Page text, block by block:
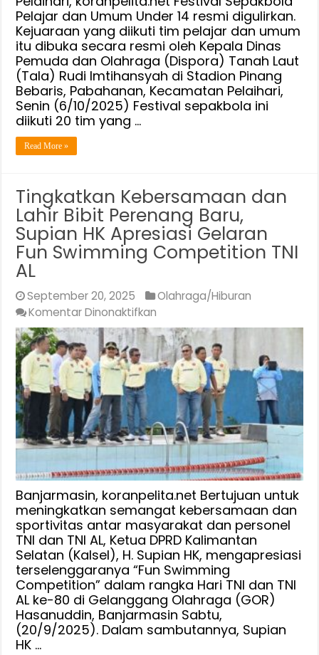
di
Tanah
Laut
Pelajar dan Umum Under 14 resmi digulirkan.
Kejuaraan yang diikuti tim pelajar dan umum
itu dibuka secara resmi oleh Kepala Dinas
Pemuda dan Olahraga (Dispora) Tanah Laut
(Tala) Rudi Imtihansyah di Stadion Pinang
Bebaris, Pabahanan, Kecamatan Pelaihari,
Senin (6/10/2025) Festival sepakbola ini
diikuti 20 tim yang …
Read More »
Tingkatkan Kebersamaan dan
Lahir Bibit Perenang Baru,
Supian HK Apresiasi Gelaran
Fun Swimming Competition TNI
AL
September 20, 2025
Olahraga/Hiburan
Komentar Dinonaktifkan
Tingkatkan
Kebersamaan
dan
Lahir
Bibit
Perenang
Baru,
Supian
HK
Apresiasi
Gelaran
Fun
Swimming
Competition
TNI
AL
Banjarmasin, koranpelita.net Bertujuan untuk
meningkatkan semangat kebersamaan dan
sportivitas antar masyarakat dan personel
TNI dan TNI AL, Ketua DPRD Kalimantan
Selatan (Kalsel), H. Supian HK, mengapresiasi
terselenggaranya “Fun Swimming
Competition” dalam rangka Hari TNI dan TNI
AL ke-80 di Gelanggang Olahraga (GOR)
Hasanuddin, Banjarmasin Sabtu,
(20/9/2025). Dalam sambutannya, Supian
HK …